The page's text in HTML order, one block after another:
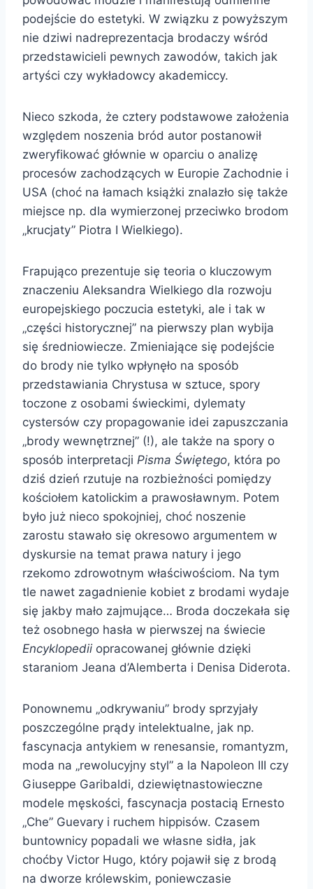
podejście do estetyki. W związku z powyższym
nie dziwi nadreprezentacja brodaczy wśród
przedstawicieli pewnych zawodów, takich jak
artyści czy wykładowcy akademiccy.
Nieco szkoda, że cztery podstawowe założenia
względem noszenia bród autor postanowił
zweryfikować głównie w oparciu o analizę
procesów zachodzących w Europie Zachodnie i
USA (choć na łamach książki znalazło się także
miejsce np. dla wymierzonej przeciwko brodom
„krucjaty” Piotra I Wielkiego).
Frapująco prezentuje się teoria o kluczowym
znaczeniu Aleksandra Wielkiego dla rozwoju
europejskiego poczucia estetyki, ale i tak w
„części historycznej” na pierwszy plan wybija
się średniowiecze. Zmieniające się podejście
do brody nie tylko wpłynęło na sposób
przedstawiania Chrystusa w sztuce, spory
toczone z osobami świeckimi, dylematy
cystersów czy propagowanie idei zapuszczania
„brody wewnętrznej” (!), ale także na spory o
sposób interpretacji Pisma Świętego, która po
dziś dzień rzutuje na rozbieżności pomiędzy
kościołem katolickim a prawosławnym. Potem
było już nieco spokojniej, choć noszenie
zarostu stawało się okresowo argumentem w
dyskursie na temat prawa natury i jego
rzekomo zdrowotnym właściwościom. Na tym
tle nawet zagadnienie kobiet z brodami wydaje
się jakby mało zajmujące… Broda doczekała się
też osobnego hasła w pierwszej na świecie
Encyklopedii opracowanej głównie dzięki
staraniom Jeana d’Alemberta i Denisa Diderota.
Ponownemu „odkrywaniu” brody sprzyjały
poszczególne prądy intelektualne, jak np.
fascynacja antykiem w renesansie, romantyzm,
moda na „rewolucyjny styl” a la Napoleon III czy
Giuseppe Garibaldi, dziewiętnastowieczne
modele męskości, fascynacja postacią Ernesto
„Che” Guevary i ruchem hippisów. Czasem
buntownicy popadali we własne sidła, jak
choćby Victor Hugo, który pojawił się z brodą
na dworze królewskim, poniewczasie